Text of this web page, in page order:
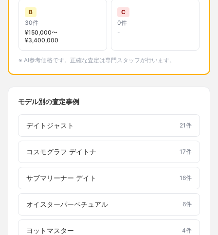
B
30件
¥150,000〜
¥3,400,000
C
0件
-
※ AI参考価格です。正確な査定は専門スタッフが行います。
モデル別の査定事例
デイトジャスト 21件
コスモグラフ デイトナ 17件
サブマリーナー デイト 16件
オイスターパーペチュアル 6件
ヨットマスター 4件